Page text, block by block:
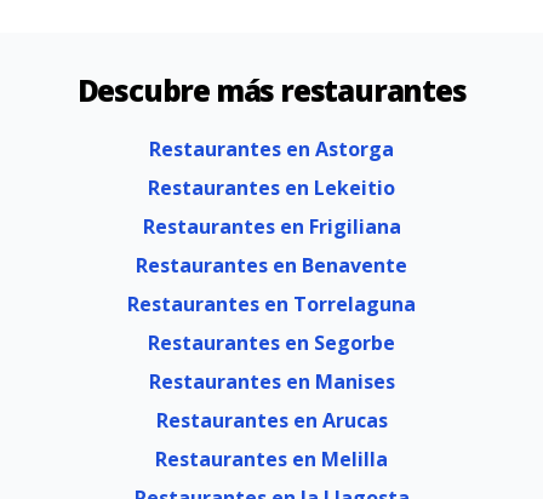
Descubre más restaurantes
Restaurantes en Astorga
Restaurantes en Lekeitio
Restaurantes en Frigiliana
Restaurantes en Benavente
Restaurantes en Torrelaguna
Restaurantes en Segorbe
Restaurantes en Manises
Restaurantes en Arucas
Restaurantes en Melilla